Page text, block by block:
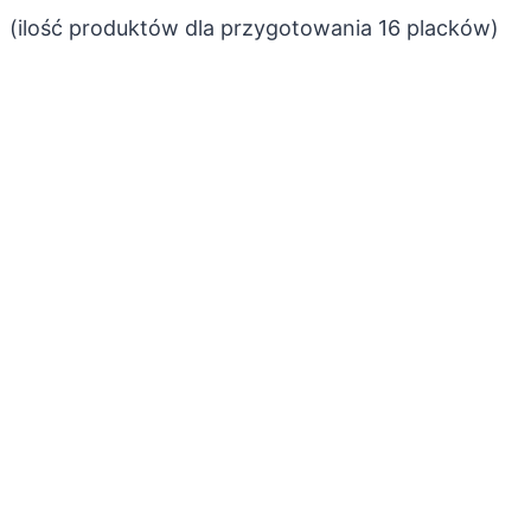
(ilość produktów dla przygotowania 16 placków)